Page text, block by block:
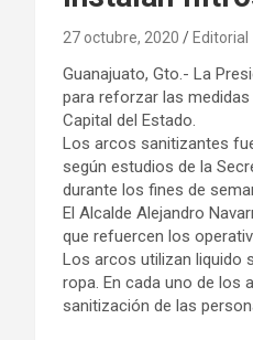
27 octubre, 2020 Editorial
Guanajuato, Gto.- La
para reforzar las
Capital del Estado.
Los arcos sanitizantes
según estudios de la
durante los fines de
El Alcalde Alejandro
que refuercen los
Los arcos utilizan liquido
ropa. En cada uno de los
sanitización de las